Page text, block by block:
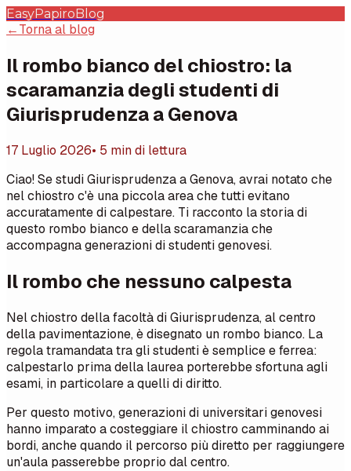
EasyPapiroBlog
←Torna al blog
Il rombo bianco del chiostro: la
scaramanzia degli studenti di
Giurisprudenza a Genova
17 Luglio 2026• 5 min di lettura
Ciao! Se studi Giurisprudenza a Genova, avrai notato che
nel chiostro c'è una piccola area che tutti evitano
accuratamente di calpestare. Ti racconto la storia di
questo rombo bianco e della scaramanzia che
accompagna generazioni di studenti genovesi.
Il rombo che nessuno calpesta
Nel chiostro della facoltà di Giurisprudenza, al centro
della pavimentazione, è disegnato un rombo bianco. La
regola tramandata tra gli studenti è semplice e ferrea:
calpestarlo prima della laurea porterebbe sfortuna agli
esami, in particolare a quelli di diritto.
Per questo motivo, generazioni di universitari genovesi
hanno imparato a costeggiare il chiostro camminando ai
bordi, anche quando il percorso più diretto per raggiungere
un'aula passerebbe proprio dal centro.